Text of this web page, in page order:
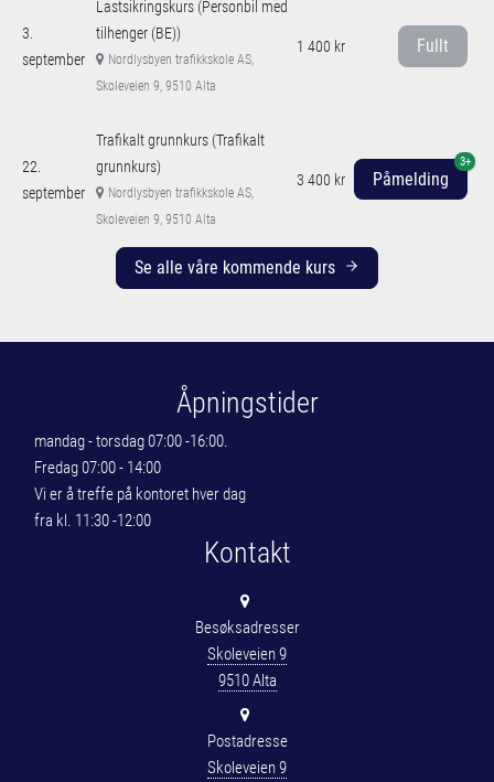
3.
september
Lastsikringskurs (Personbil med
tilhenger (BE))
Nordlysbyen trafikkskole AS,
Skoleveien 9, 9510 Alta
1 400 kr Fullt
22.
september
Trafikalt grunnkurs (Trafikalt
grunnkurs)
Nordlysbyen trafikkskole AS,
Skoleveien 9, 9510 Alta
3 400 kr Påmelding
3+
Se alle våre kommende kurs
Åpningstider
mandag - torsdag 07:00 -16:00.
Fredag 07:00 - 14:00
Vi er å treffe på kontoret hver dag
fra kl. 11:30 -12:00
Kontakt
Besøksadresser
Skoleveien 9
9510 Alta
Postadresse
Skoleveien 9